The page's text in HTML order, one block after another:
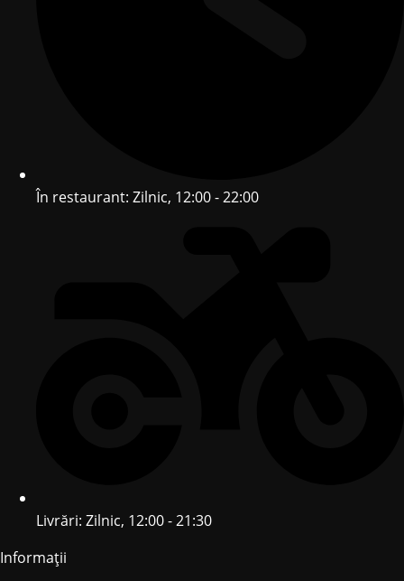
În restaurant: Zilnic, 12:00 - 22:00
Livrări: Zilnic, 12:00 - 21:30
Informații